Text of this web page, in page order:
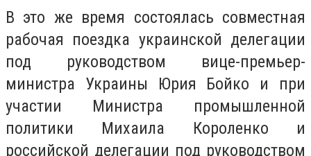
В это же время состоялась совместная
рабочая поездка украинской делегации
под руководством вице-премьер-
министра Украины Юрия Бойко и при
участии Министра промышленной
политики Михаила Короленко и
российской делегации под руководством